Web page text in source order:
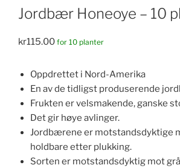
Jordbær Honeoye – 10
kr115.00 for 10 planter
Oppdrettet i Nord-Amerika
En av de tidligst produserende
Frukten er velsmakende, ganske
Det gir høye avlinger.
Jordbærene er motstandsdyktige
holdbare etter plukking.
Sorten er motstandsdyktig mot